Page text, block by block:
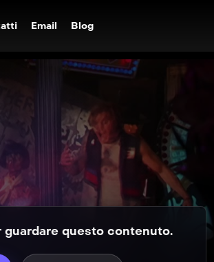
Email Blog
questo contenuto.